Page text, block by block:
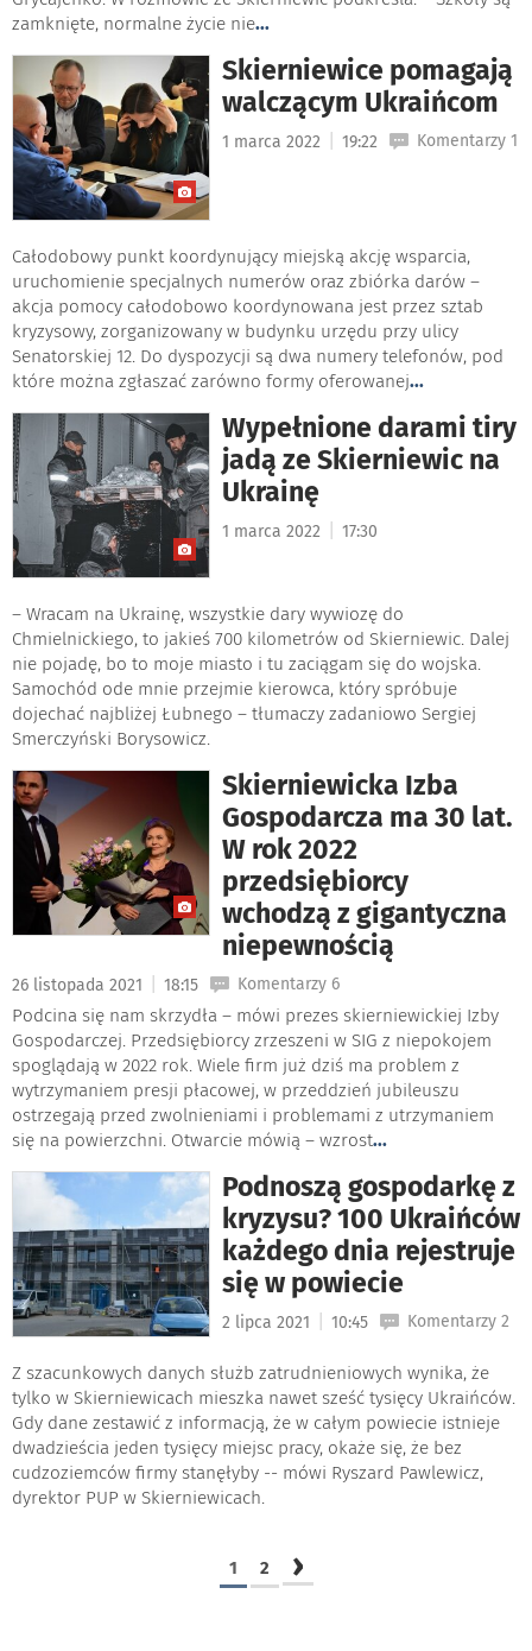
zamknięte, normalne życie nie...
Skierniewice pomagają
walczącym Ukraińcom
1 marca 2022 19:22 Komentarzy 1
Całodobowy punkt koordynujący miejską akcję wsparcia,
uruchomienie specjalnych numerów oraz zbiórka darów –
akcja pomocy całodobowo koordynowana jest przez sztab
kryzysowy, zorganizowany w budynku urzędu przy ulicy
Senatorskiej 12. Do dyspozycji są dwa numery telefonów, pod
które można zgłaszać zarówno formy oferowanej...
Wypełnione darami tiry
jadą ze Skierniewic na
Ukrainę
1 marca 2022 17:30
– Wracam na Ukrainę, wszystkie dary wywiozę do
Chmielnickiego, to jakieś 700 kilometrów od Skierniewic. Dalej
nie pojadę, bo to moje miasto i tu zaciągam się do wojska.
Samochód ode mnie przejmie kierowca, który spróbuje
dojechać najbliżej Łubnego – tłumaczy zadaniowo Sergiej
Smerczyński Borysowicz.
Skierniewicka Izba
Gospodarcza ma 30 lat.
W rok 2022
przedsiębiorcy
wchodzą z gigantyczna
niepewnością
26 listopada 2021 18:15 Komentarzy 6
Podcina się nam skrzydła – mówi prezes skierniewickiej Izby
Gospodarczej. Przedsiębiorcy zrzeszeni w SIG z niepokojem
spoglądają w 2022 rok. Wiele firm już dziś ma problem z
wytrzymaniem presji płacowej, w przeddzień jubileuszu
ostrzegają przed zwolnieniami i problemami z utrzymaniem
się na powierzchni. Otwarcie mówią – wzrost...
Podnoszą gospodarkę z
kryzysu? 100 Ukraińców
każdego dnia rejestruje
się w powiecie
2 lipca 2021 10:45 Komentarzy 2
Z szacunkowych danych służb zatrudnieniowych wynika, że
tylko w Skierniewicach mieszka nawet sześć tysięcy Ukraińców.
Gdy dane zestawić z informacją, że w całym powiecie istnieje
dwadzieścia jeden tysięcy miejsc pracy, okaże się, że bez
cudzoziemców firmy stanęłyby -- mówi Ryszard Pawlewicz,
dyrektor PUP w Skierniewicach.
1 2 ›